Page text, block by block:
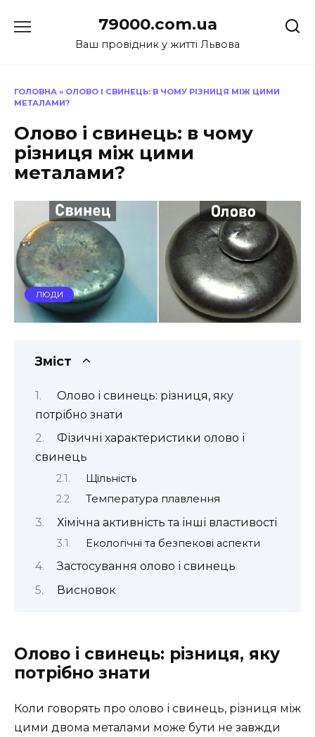
до
79000.com.ua
Ваш провідник у житті Львова
ГОЛОВНА » ОЛОВО І СВИНЕЦЬ: В ЧОМУ РІЗНИЦЯ МІЖ ЦИМИ
МЕТАЛАМИ?
Олово і свинець: в чому
різниця між цими
металами?
ЛЮДИ
Зміст
Олово і свинець: різниця, яку
потрібно знати
Фізичні характеристики олово і
свинець
Щільність
Температура плавлення
Хімічна активність та інші властивості
Екологічні та безпекові аспекти
Застосування олово і свинець
Висновок
Олово і свинець: різниця, яку
потрібно знати
Коли говорять про олово і свинець, різниця між
цими двома металами може бути не завжди